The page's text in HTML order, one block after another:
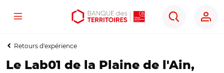
Aller
contenu
Aller
menu
Ouvrir
outils
Menu
Rechercher
Retours d'expérience
Le Lab01 de la Plaine de l'Ain,